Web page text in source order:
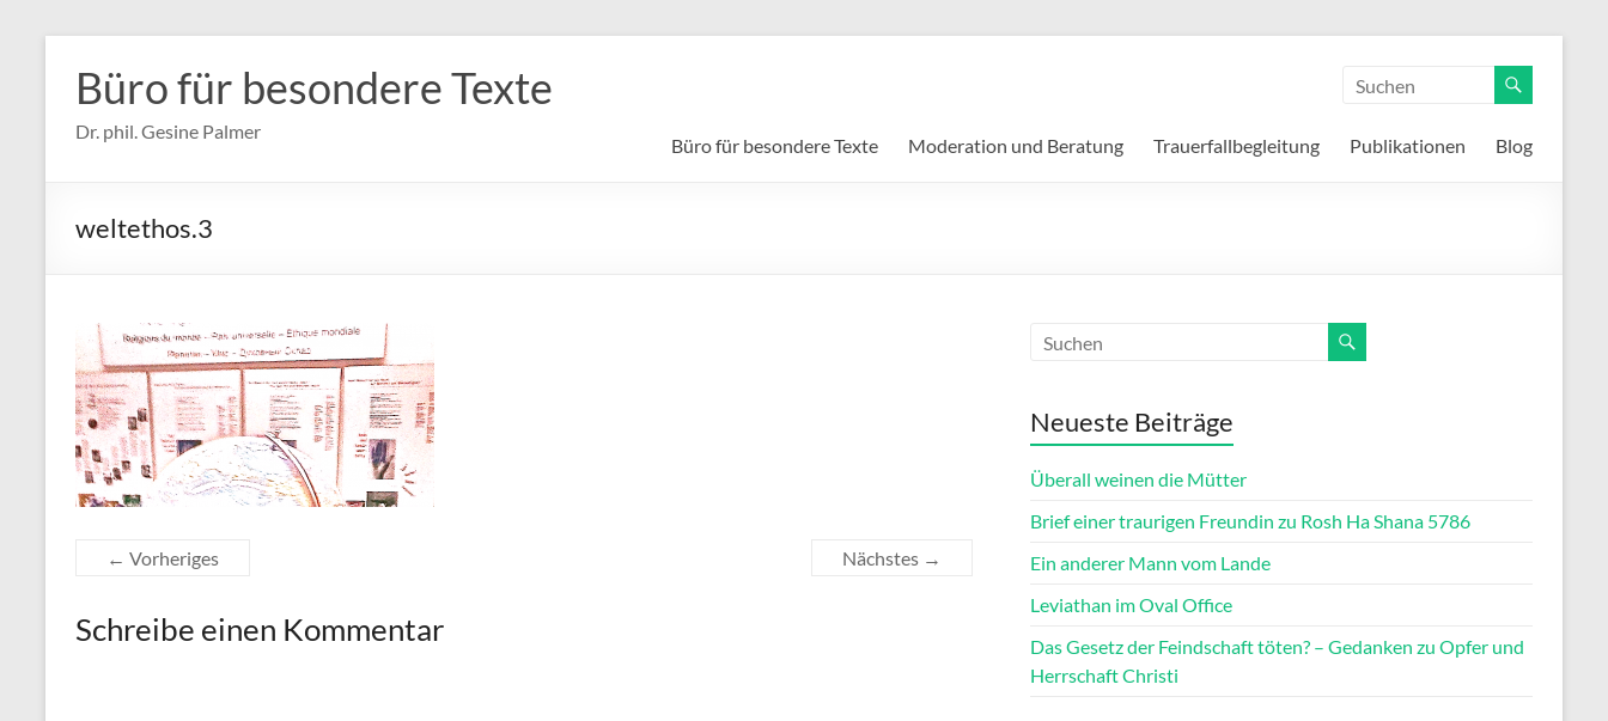
Inhalt
springen
Büro für besondere Texte
Dr. phil. Gesine Palmer
Büro für besondere Texte Moderation und Beratung Trauerfallbegleitung Publikationen Blog
weltethos.3
← Vorheriges Nächstes →
Schreibe einen Kommentar
Neueste Beiträge
Überall weinen die Mütter
Brief einer traurigen Freundin zu Rosh Ha Shana 5786
Ein anderer Mann vom Lande
Leviathan im Oval Office
Das Gesetz der Feindschaft töten? – Gedanken zu Opfer und
Herrschaft Christi